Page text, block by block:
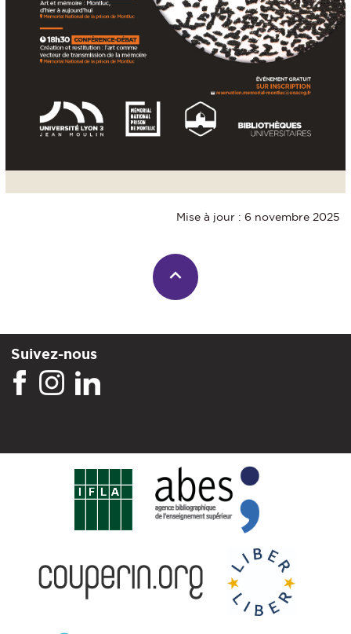
Mise à jour : 6 novembre 2025
Suivez-nous